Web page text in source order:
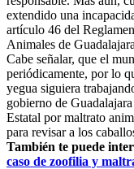
extendido una
artículo 46 del
Animales de
Cabe señalar, que el
periódicamente, por lo
yegua siguiera
gobierno de
Estatal por maltrato
para revisar a los
También te puede
caso de zoofilia y